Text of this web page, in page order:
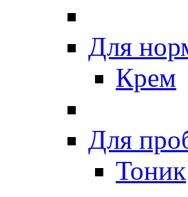
Для
Крем
Для
Тоник